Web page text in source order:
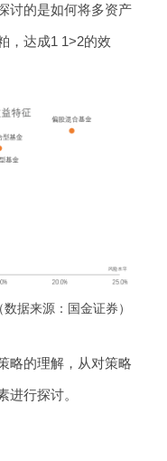
讨的是如何将多资产
，达成1 1>2的效
据来源：国金证券）
略的理解，从对策略
进行探讨。